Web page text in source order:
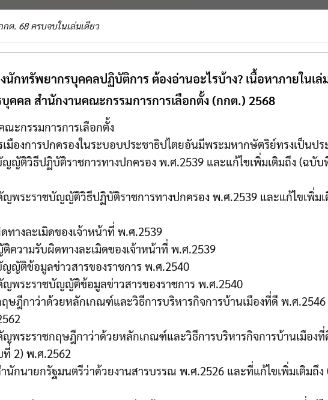
. 68 ครบจบในเล่มเดียว
กทรัพยากรบุคคลปฏิบัติการ ต้องอ่านอะไรบ้าง? เนื้อหาภายในเ
คล สำนักงานคณะกรรมการการเลือกตั้ง (กกต.) 2568
ะกรรมการการเลือกตั้ง
มืองการปกครองในระบอบประชาธิปไตยอันมีพระมหากษัตริย์ทรงเป็นปร
ญัติวิธีปฏิบัติราชการทางปกครอง พ.ศ.2539 และแก้ไขเพิ่มเติมถึง (ฉบับ
พระราชบัญญัติวิธีปฏิบัติราชการทางปกครอง พ.ศ.2539 และแก้ไขเพิ่ม
างละเมิดของเจ้าหน้าที่ พ.ศ.2539
วามรับผิดทางละเมิดของเจ้าหน้าที่ พ.ศ.2539
ญัติข้อมูลข่าวสารของราชการ พ.ศ.2540
พระราชบัญญัติข้อมูลข่าวสารของราชการ พ.ศ.2540
ษฎีกาว่าด้วยหลักเกณฑ์และวิธีการบริหารกิจการบ้านเมืองที่ดี พ.ศ
พระราชกฤษฎีกาว่าด้วยหลักเกณฑ์และวิธีการบริหารกิจการบ้านเมือง
ที่ 2) พ.ศ.2562
นักนายกรัฐมนตรีว่าด้วยงานสารบรรณ พ.ศ.2526 และที่แก้ไขเพิ่มเติมถึ